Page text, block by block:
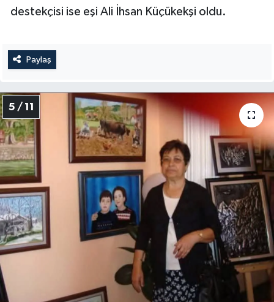
destekçisi ise eşi Ali İhsan Küçükekşi oldu.
Paylaş
5 / 11